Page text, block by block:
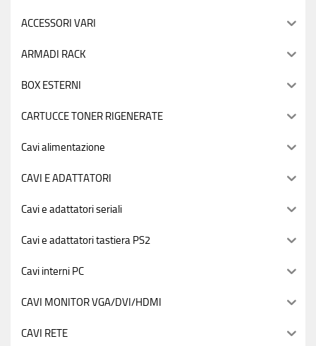
ACCESSORI VARI
ARMADI RACK
BOX ESTERNI
CARTUCCE TONER RIGENERATE
Cavi alimentazione
CAVI E ADATTATORI
Cavi e adattatori seriali
Cavi e adattatori tastiera PS2
Cavi interni PC
CAVI MONITOR VGA/DVI/HDMI
CAVI RETE